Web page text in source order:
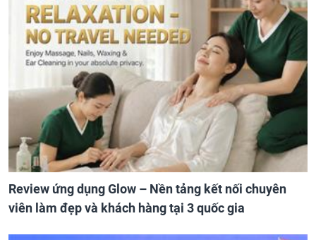
Review ứng dụng Glow – Nền tảng kết nối chuyên
viên làm đẹp và khách hàng tại 3 quốc gia